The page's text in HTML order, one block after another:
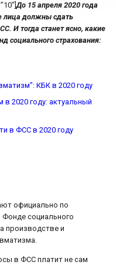
До 15 апреля 2020 года
лица должны сдать
И тогда станет ясно, какие
социального страхования:
КБК в 2020 году
2020 году: актуальный
в ФСС в 2020 году
официально по
социального
производстве и
в ФСС платит не сам